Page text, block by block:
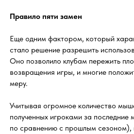
Правило пяти замен
Еще одним фактором, который
стало решение разрешить
Оно позволило клубам пережить
возвращения игры, и многие
меру.
Учитывая огромное количество
полученных игроками за
по сравнению с прошлым сезоном),